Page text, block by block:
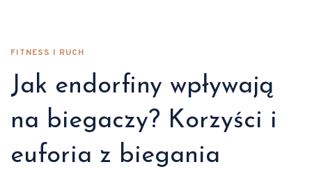
FITNESS I RUCH
Jak endorfiny wpływają
na biegaczy? Korzyści i
euforia z biegania